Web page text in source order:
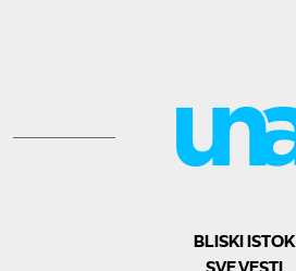
BLISKI ISTOK